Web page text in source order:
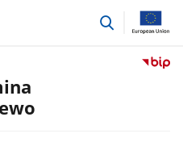
przejdź
Przejdź